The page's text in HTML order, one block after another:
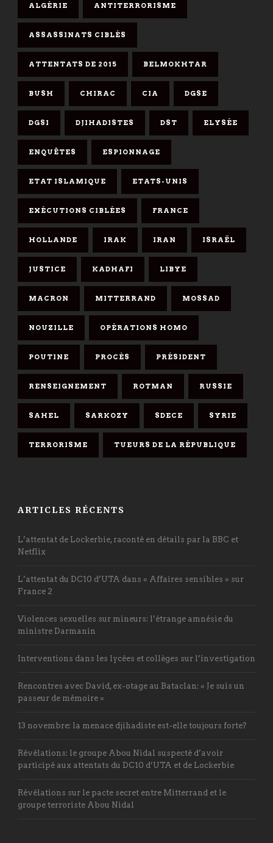
ALGÉRIE ANTITERRORISME
ASSASSINATS CIBLÉS
ATTENTATS DE 2015 BELMOKHTAR
BUSH CHIRAC CIA DGSE
DGSI DJIHADISTES DST ELYSÉE
ENQUÊTES ESPIONNAGE
ETAT ISLAMIQUE ETATS-UNIS
EXÉCUTIONS CIBLÉES FRANCE
HOLLANDE IRAK IRAN ISRAËL
JUSTICE KADHAFI LIBYE
MACRON MITTERRAND MOSSAD
NOUZILLE OPÉRATIONS HOMO
POUTINE PROCÈS PRÉSIDENT
RENSEIGNEMENT ROTMAN RUSSIE
SAHEL SARKOZY SDECE SYRIE
TERRORISME TUEURS DE LA RÉPUBLIQUE
ARTICLES RÉCENTS
L’attentat de Lockerbie, raconté en détails par la BBC et
Netflix
L’attentat du DC10 d’UTA dans « Affaires sensibles » sur
France 2
Violences sexuelles sur mineurs: l’étrange amnésie du
ministre Darmanin
Interventions dans les lycées et collèges sur l’investigation
Rencontres avec David, ex-otage au Bataclan: « Je suis un
passeur de mémoire »
13 novembre: la menace djihadiste est-elle toujours forte?
Révélations: le groupe Abou Nidal suspecté d’avoir
participé aux attentats du DC10 d’UTA et de Lockerbie
Révélations sur le pacte secret entre Mitterrand et le
groupe terroriste Abou Nidal